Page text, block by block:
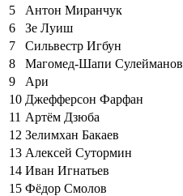
5
Антон Миранчук
6
Зе Луиш
7
Сильвестр Игбун
8
Магомед-Шапи Сулейманов
9
Ари
10 Джефферсон Фарфан
11 Артём Дзюба
12 Зелимхан Бакаев
13 Алексей Сутормин
14 Иван Игнатьев
15 Фёдор Смолов